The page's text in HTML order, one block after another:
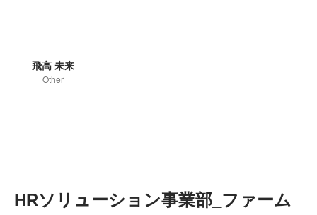
飛高 未来
Other
HRソリューション事業部_ファーム